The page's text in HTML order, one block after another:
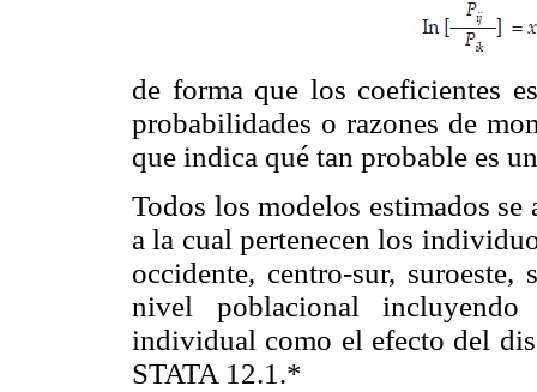
de forma que los coeficientes
probabilidades o razones de
que indica qué tan probable es
Todos los modelos estimados
a la cual pertenecen los
occidente, centro-sur, suroeste,
nivel poblacional
individual como el efecto del
STATA 12.1.*